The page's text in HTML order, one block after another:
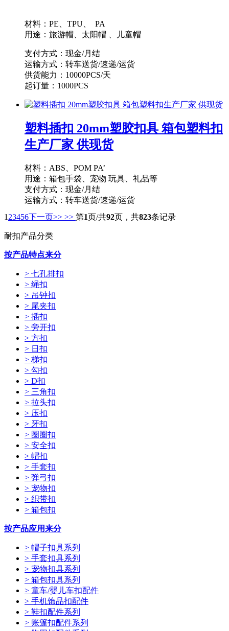
材料：PE、TPU、 PA
用途：旅游帽、太阳帽 、儿童帽
支付方式：现金/月结
运输方式：转车送货/速递/运货
供货能力：10000PCS/天
起订量：1000PCS
塑料插扣 20mm塑胶扣具 箱包塑料扣
生产厂家 供现货
材料：ABS、POM PA’
用途：箱包手袋、宠物 玩具、礼品等
支付方式：现金/月结
运输方式：转车送货/速递/运货
供货能力：10000PCS/天
起订量：1000PCS
1 23456下一页>> >> 第1页/共92页，共823条记录
耐扣产品分类
按产品特点来分
> 七孔排扣
> 绳扣
> 吊钟扣
> 尾夹扣
> 插扣
> 旁开扣
> 方扣
> 日扣
> 梯扣
> 勾扣
> D扣
> 三角扣
> 拉头扣
> 压扣
> 牙扣
> 圈圈扣
> 安全扣
> 帽扣
> 手套扣
> 弹弓扣
> 宠物扣
> 织带扣
> 箱包扣
按产品应用来分
> 帽子扣具系列
> 手套扣具系列
> 宠物扣具系列
> 箱包扣具系列
> 童车/婴儿车扣配件
> 手机饰品扣配件
> 鞋扣配件系列
> 账篷扣配件系列